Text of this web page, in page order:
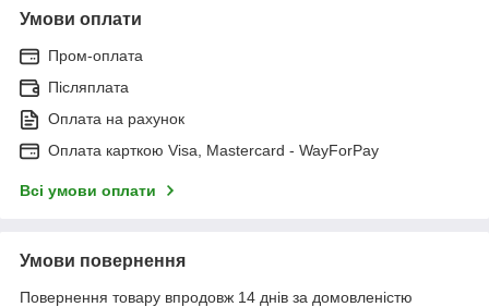
Умови оплати
Пром-оплата
Післяплата
Оплата на рахунок
Оплата карткою Visa, Mastercard - WayForPay
Всі умови оплати
Умови повернення
Повернення товару впродовж 14 днів за домовленістю